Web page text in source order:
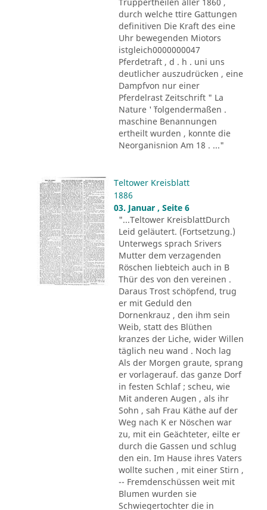
durch welche ttire Gattungen
definitiven Die Kraft des eine
Uhr bewegenden Miotors
istgleich0000000047
Pferdetraft , d . h . uni uns
deutlicher auszudrücken , eine
Dampfvon nur einer
Pferdelrast Zeitschrift " La
Nature '´ folgendermaßen .
maschine Benannungen
ertheilt wurden , konnte die
Neorganisnion Am 18 . ..."
Teltower Kreisblatt
1886
03. Januar , Seite 6
"...Teltower KreisblattDurch
Leid geläutert. (Fortsetzung.)
Unterwegs sprach Srivers
Mutter dem verzagenden
Röschen liebteich auch in B
Thür des von den vereinen .
Daraus Trost schöpfend, trug
er mit Geduld den
Dornenkrauz , den ihm sein
Weib, statt des Blüthen
kranzes der Liche, wider Willen
täglich neu wand . Noch lag
Als der Morgen graute, sprang
er vorlagerauf. das ganze Dorf
in festen Schlaf ; scheu, wie
Mit anderen Augen , als ihr
Sohn , sah Frau Käthe auf der
Weg nach K er Nöschen war
zu, mit ein Geächteter, eilte er
durch die Gassen und schlug
den ein. Im Hause ihres Vaters
wollte suchen , mit einer Stirn ,
-- Fremdenschüssen weit mit
Blumen wurden sie
Schwiegertochter die in